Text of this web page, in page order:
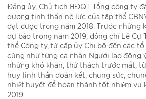
Đảng ủy, Chủ tịch HĐQT Tổng công ty
dương tinh thần nỗ lực của tập thể
đạt được trong năm 2018. Trước những
dự báo trong năm 2019, đồng chí Lê Cự
thể Công ty, từ cấp ủy Chi bộ đến các
cũng như từng cá nhân Người lao động
những khó khăn, thử thách trước mắt,
huy tinh thần đoàn kết, chung sức,
nhiệt huyết để hoàn thành tốt nhiệm vụ
2019.